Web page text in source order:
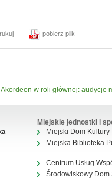
pobierz plik
Akordeon w roli głównej: audycje
Miejskie jednostki i
Miejski Dom Kultury
Miejska Biblioteka
Centrum Usług
Środowiskowy Dom